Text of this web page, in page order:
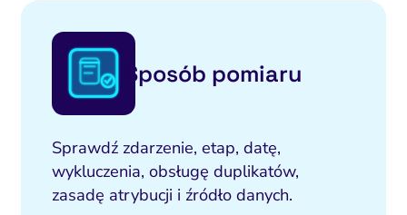
Sposób pomiaru
Sprawdź zdarzenie, etap, datę,
wykluczenia, obsługę duplikatów,
zasadę atrybucji i źródło danych.